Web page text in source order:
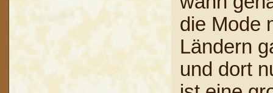
die Mode
Ländern
und dort